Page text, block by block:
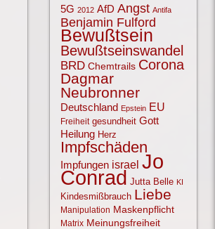
5G 2012 AfD Angst Antifa
Benjamin Fulford
Bewußtsein
Bewußtseinswandel
BRD Chemtrails Corona
Dagmar
Neubronner
Deutschland Epstein EU
Freiheit gesundheit Gott
Heilung Herz
Impfschäden
Impfungen israel Jo
Conrad Jutta Belle KI
Kindesmißbrauch Liebe
Manipulation Maskenpflicht
Matrix Meinungsfreiheit